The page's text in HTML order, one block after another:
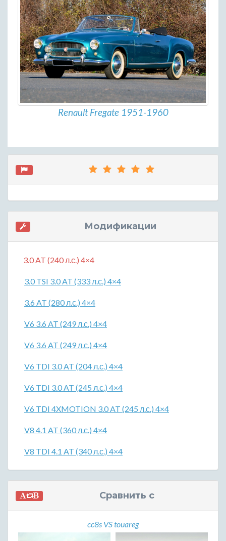
Renault Fregate 1951-1960
Модификации
3.0 AT (240 л.с.) 4×4
3.0 TSI 3.0 AT (333 л.с.) 4×4
3.6 AT (280 л.с.) 4×4
V6 3.6 AT (249 л.с.) 4×4
V6 3.6 AT (249 л.с.) 4×4
V6 TDI 3.0 AT (204 л.с.) 4×4
V6 TDI 3.0 AT (245 л.с.) 4×4
V6 TDI 4XMOTION 3.0 AT (245 л.с.) 4×4
V8 4.1 AT (360 л.с.) 4×4
V8 TDI 4.1 AT (340 л.с.) 4×4
Сравнить с
cc8s VS touareg